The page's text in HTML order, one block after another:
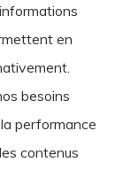
en
besoins
performance
contenus